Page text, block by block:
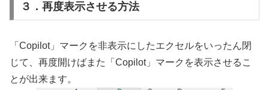
３．再度表示させる方法
「Copilot」マークを非表示にしたエクセルをいったん閉
じて、再度開けばまた「Copilot」マークを表示させるこ
とが出来ます。